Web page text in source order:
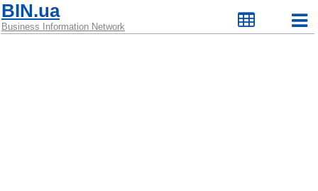
BIN.ua
Business Information Network